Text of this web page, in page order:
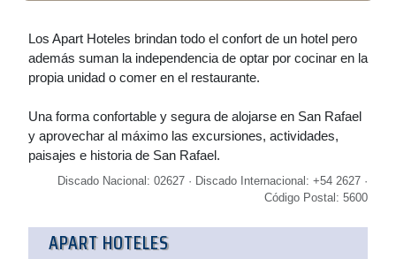
Los Apart Hoteles brindan todo el confort de un hotel pero
además suman la independencia de optar por cocinar en la
propia unidad o comer en el restaurante.
Una forma confortable y segura de alojarse en San Rafael
y aprovechar al máximo las excursiones, actividades,
paisajes e historia de San Rafael.
Discado Nacional: 02627 · Discado Internacional: +54 2627 ·
Código Postal: 5600
APART HOTELES